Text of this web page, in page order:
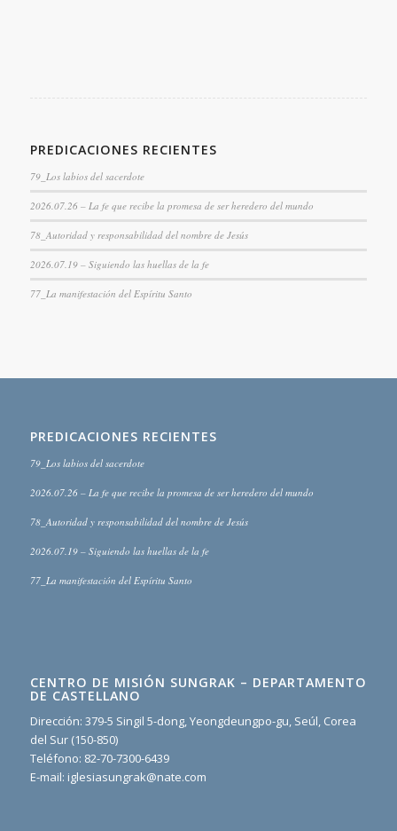
PREDICACIONES RECIENTES
79_Los labios del sacerdote
2026.07.26 – La fe que recibe la promesa de ser heredero del mundo
78_Autoridad y responsabilidad del nombre de Jesús
2026.07.19 – Siguiendo las huellas de la fe
77_La manifestación del Espíritu Santo
PREDICACIONES RECIENTES
79_Los labios del sacerdote
2026.07.26 – La fe que recibe la promesa de ser heredero del mundo
78_Autoridad y responsabilidad del nombre de Jesús
2026.07.19 – Siguiendo las huellas de la fe
77_La manifestación del Espíritu Santo
CENTRO DE MISIÓN SUNGRAK – DEPARTAMENTO
DE CASTELLANO
Dirección: 379-5 Singil 5-dong, Yeongdeungpo-gu, Seúl, Corea
del Sur (150-850)
Teléfono: 82-70-7300-6439
E-mail: iglesiasungrak@nate.com